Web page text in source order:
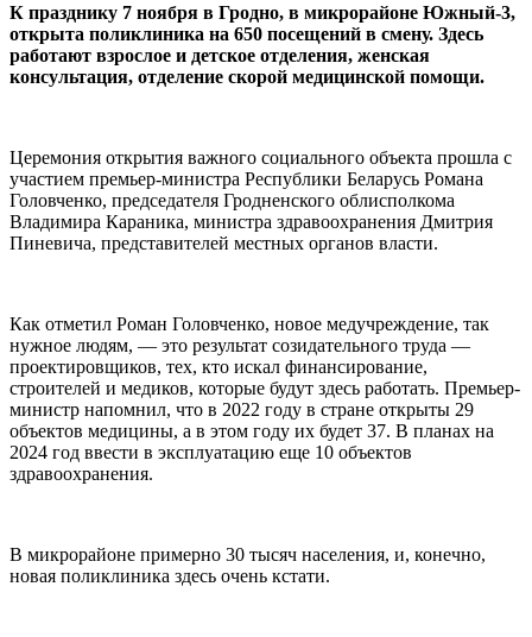
К празднику 7 ноября в Гродно, в микрорайоне Южный-3,
открыта поликлиника на 650 посещений в смену. Здесь
работают взрослое и детское отделения, женская
консультация, отделение скорой медицинской помощи.
Церемония открытия важного социального объекта прошла с
участием премьер-министра Республики Беларусь Романа
Головченко, председателя Гродненского облисполкома
Владимира Караника, министра здравоохранения Дмитрия
Пиневича, представителей местных органов власти.
Как отметил Роман Головченко, новое медучреждение, так
нужное людям, — это результат созидательного труда —
проектировщиков, тех, кто искал финансирование,
строителей и медиков, которые будут здесь работать. Премьер-
министр напомнил, что в 2022 году в стране открыты 29
объектов медицины, а в этом году их будет 37. В планах на
2024 год ввести в эксплуатацию еще 10 объектов
здравоохранения.
В микрорайоне примерно 30 тысяч населения, и, конечно,
новая поликлиника здесь очень кстати.